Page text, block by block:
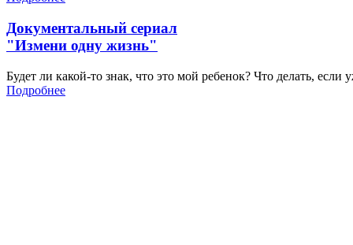
Документальный сериал
"Измени одну жизнь"
Будет ли какой-то знак, что это мой ребенок? Что делать,
Подробнее